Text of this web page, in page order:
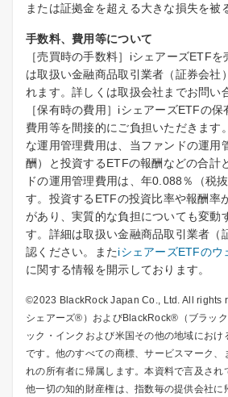
または証拠金を超える大きな損失を被
手数料、費用等について
［売買時の手数料］iシェアーズETF
は取扱い金融商品取引業者（証券会社
れます。詳しくは取扱会社までお問い
［保有時の費用］iシェアーズETFの
費用等を間接的にご負担いただきます
な運用管理費用は、当ファンドの運用
酬）と投資するETFの報酬などの合計
ドの運用管理費用は、年0.088％（税
す。投資するETFの投資比率や報酬率
があり、実質的な負担についても変動
す。詳細は取扱い金融商品取引業者（
認ください。またiシェアーズETFのウ
に関する情報を開示しております。
©2023 BlackRock Japan Co., Ltd. All rights
シェアーズ®）およびBlackRock®（ブラッ
ック・インクおよび米国その他の地域にお
です。他のすべての商標、サービスマーク、
れの所有者に帰属します。本資料で言及され
他一切の知的財産権は、指数毎の提供会社に